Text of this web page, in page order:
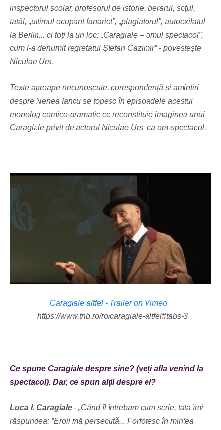
inspectorul școlar, profesorul de istorie, berarul, soțul,
tatăl, „ultimul ocupant fanariot”, „plagiatorul”, autoexilatul
la Berlin... ci toți la un loc: „Caragiale – omul spectacol”,
cum l-a denumit regretatul Ștefan Cazimir” - povestește
Niculae Urs.
Texte aproape necunoscute, corespondență și amintiri
despre Nenea Iancu se topesc în episoadele acestui
monolog comico-dramatic ce reconstituie imaginea unui
Caragiale privit de actorul Niculae Urs ca om-spectacol.
Caragiale altfel - Trailer on Vimeo
https://www.tnb.ro/ro/caragiale-altfel#tabs-3
Ce spune Caragiale despre sine? (veți afla venind la
spectacol). Dar, ce spun alții despre el?
Luca I. Caragiale - „Când îl întrebam cum scrie, tata îmi
răspundea: ”Eroii mă persecută... Forfotesc în mintea